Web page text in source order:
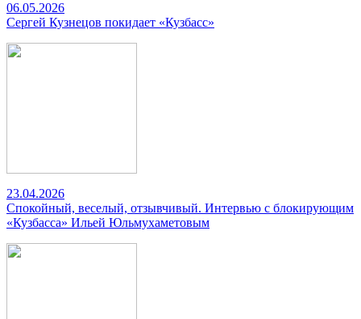
06.05.2026
Сергей Кузнецов покидает «Кузбасс»
23.04.2026
Спокойный, веселый, отзывчивый. Интервью с блокирующим
«Кузбасса» Ильей Юльмухаметовым